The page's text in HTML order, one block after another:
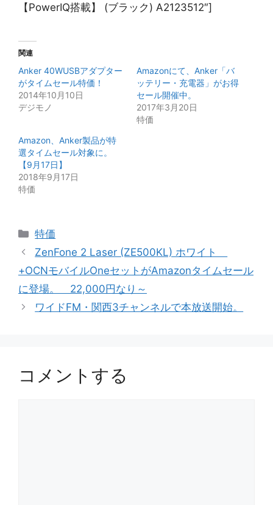
【PowerIQ搭載】 (ブラック) A2123512″]
関連
Anker 40WUSBアダプター
がタイムセール特価！
2014年10月10日
デジモノ
Amazonにて、Anker「バ
ッテリー・充電器」がお得
セール開催中。
2017年3月20日
特価
Amazon、Anker製品が特
選タイムセール対象に。
【9月17日】
2018年9月17日
特価
カ
テ
リ
ー
特価
ZenFone 2 Laser (ZE500KL) ホワイト
+OCNモバイルOneセットがAmazonタイムセール
に登場。 22,000円なり～
ワイドFM・関西3チャンネルで本放送開始。
コメントする